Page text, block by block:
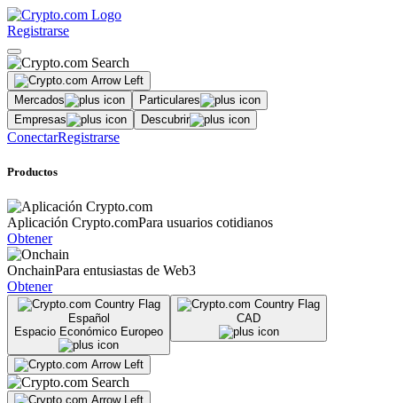
Registrarse
Mercados
Particulares
Empresas
Descubrir
ConectarRegistrarse
Productos
Aplicación Crypto.comPara usuarios cotidianos
Obtener
OnchainPara entusiastas de Web3
Obtener
Español
Espacio Económico Europeo
CAD